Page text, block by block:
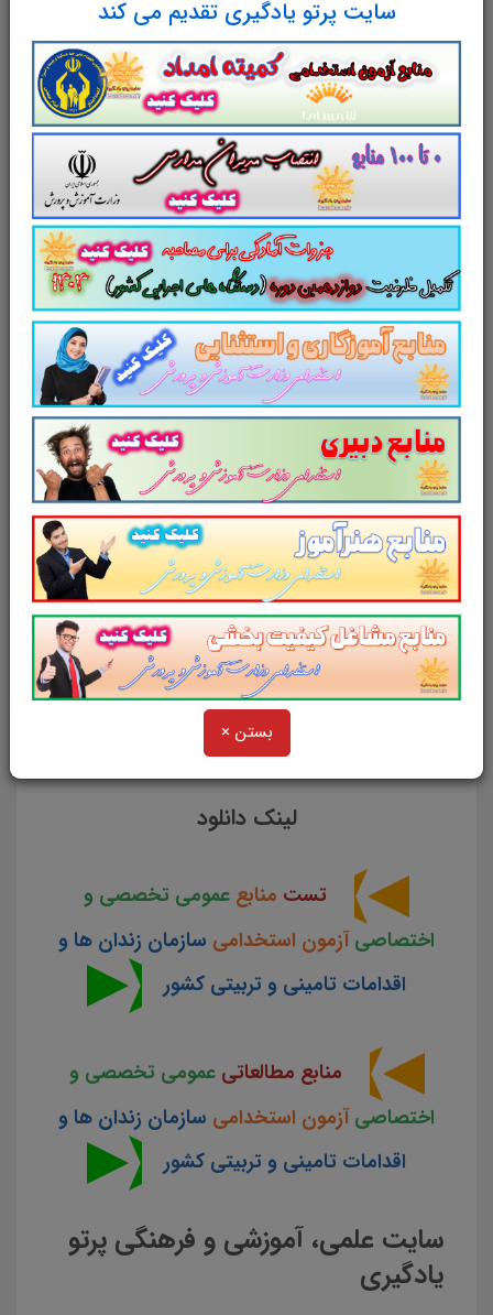
سایت پرتو یادگیری تقدیم می کند
بستن ×
تست آیین نامه اجرایی سازمان زندان ها و اقدامات تامینی و تربیتی کشور جزوه سوالات آیین نامه اجرایی سازمان
زندان ها و اقدامات تامینی و تربیتی کشور مجموعه سوالات تستی آیین نامه اجرایی سازمان زندان ها و اقدامات
تامینی و تربیتی کشور دانلود و خرید تست آیین نامه اجرایی سازمان زندان ها و اقدامات تامینی و تربیتی کشور
دانلود رایگان سوالات تستی آیین نامه اجرایی سازمان زندان ها و اقدامات تامینی و تربیتی کشور pdf تست و
خلاصه آیین نامه اجرایی سازمان زندان ها و اقدامات تامینی و تربیتی کشور پی دی اف تست و سوالات تستی آیین
نامه اجرایی سازمان زندان ها و اقدامات تامینی و تربیتی کشور سوالات آیین نامه اجرایی سازمان زندان ها و
اقدامات تامینی و تربیتی کشور دانلود سوالات آیین نامه اجرایی سازمان زندان ها و اقدامات تامینی و تربیتی کشور
تستآیین نامه اجرایی سازمان زندان ها و
اقدامات تامینی و تربیتی کشور با پاسخ تشریحی
160تست در66صفحه در قالبpdf
.
مجموعه ای کامل برای مطالعه و موفقیت در
آزمون استخدامی سازمان زندان ها است.
مجموعه سوالاتتستیآیین نامه اجرایی سازمان
زندان ها و اقدامات تامینی و تربیتی کشور
ارزشمنددر قالب فایل پی دی افمی تواند
مناسب ترین انتخاب برای انسجام ذهنی و
آمادگی برای آزمون داوطلبین باشد.مجموعه
سوالات تستی آیین نامه اجرایی سازمان زندان ها
برای تجمیع، جمع بندی و مرور سریع متناسب با
سرفصل های اعلامیآزمون استخدامی زندان ها
طراحی و تدوین شده است.
لینک دانلود
تست منابع عمومی تخصصی و
اختصاصیآزمون استخدامی سازمان زندان ها و
اقدامات تامینی و تربیتی کشور
منابع مطالعاتی عمومی تخصصی و
اختصاصی آزمون استخدامی سازمان زندان ها و
اقدامات تامینی و تربیتی کشور
سایت علمی، آموزشی و فرهنگی پرتو
یادگیری